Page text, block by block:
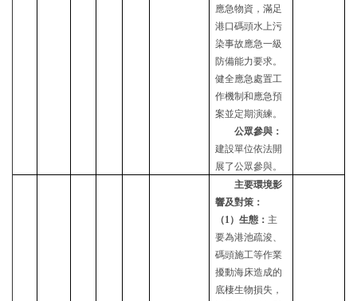
應急物資，滿足
港口碼頭水上污
染事故應急一級
防備能力要求。
健全應急處置工
作機制和應急預
案並定期演練。
公眾參與：
建設單位依法開
展了公眾參與。
主要環境影
響及對策：
（1）生態： 主
要為港池疏浚、
碼頭施工等作業
擾動海床造成的
底棲生物損失，